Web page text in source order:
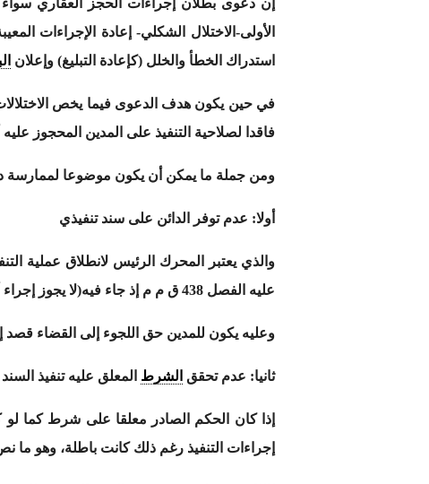
إن دعوى بطلان إجراءات الحجز العقاري
الأولى-الاختلال الشكلي- إعادة الإجراءات
استدراك الخطأ والخلل (كإعادة التبليغ) وإعلان
في حين يكون هدف الدعوى فيما يخص الاختلالات
فاقدا لصلاحية التنفيذ على المدين المحجوز
ومن جملة ما يمكن أن يكون موضوعا لممارسة
أولا: عدم توفر الدائن على سند تنفيذي
والذي يعتبر المحرك الرئيس لانطلاق عملية
عليه الفصل 438 ق م م إذ جاء فيه(لا يجوز إجراء أي حجز على منقول أو عقار إلا بموجب سند قابل للتنفيذ…).
وعليه يكون للمدين حق اللجوء إلى القضاء
ثانيا: عدم تحقق الشرط المعلق عليه تنفيذ السند
إذا كان الحكم الصادر معلقا على شرط كما لو
إجراءات التنفيذ رغم ذلك كانت باطلة، وهو ما نص